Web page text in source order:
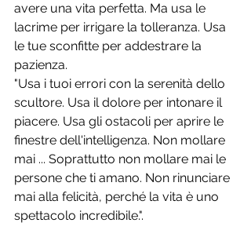
avere una vita perfetta. Ma usa le
lacrime per irrigare la tolleranza. Usa
le tue sconfitte per addestrare la
pazienza.
"Usa i tuoi errori con la serenità dello
scultore. Usa il dolore per intonare il
piacere. Usa gli ostacoli per aprire le
finestre dell'intelligenza. Non mollare
mai ... Soprattutto non mollare mai le
persone che ti amano. Non rinunciare
mai alla felicità, perché la vita è uno
spettacolo incredibile.".